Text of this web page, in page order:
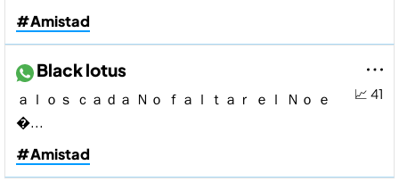
#Amistad
📈 41
Black lotus
ａｌｏｓ ｃａｄａ Ｎｏ ｆａｌｔａｒ ｅｌ Ｎｏ ｅ
�...
#Amistad